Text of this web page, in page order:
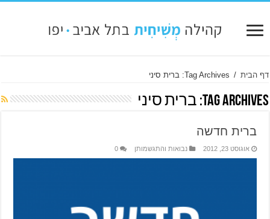
דף הבית / Tag Archives: ברית סיני
Tag Archives: ברית סיני
ברית חדשה
אוגוסט 23, 2012 נבואות והתגשמותן 0